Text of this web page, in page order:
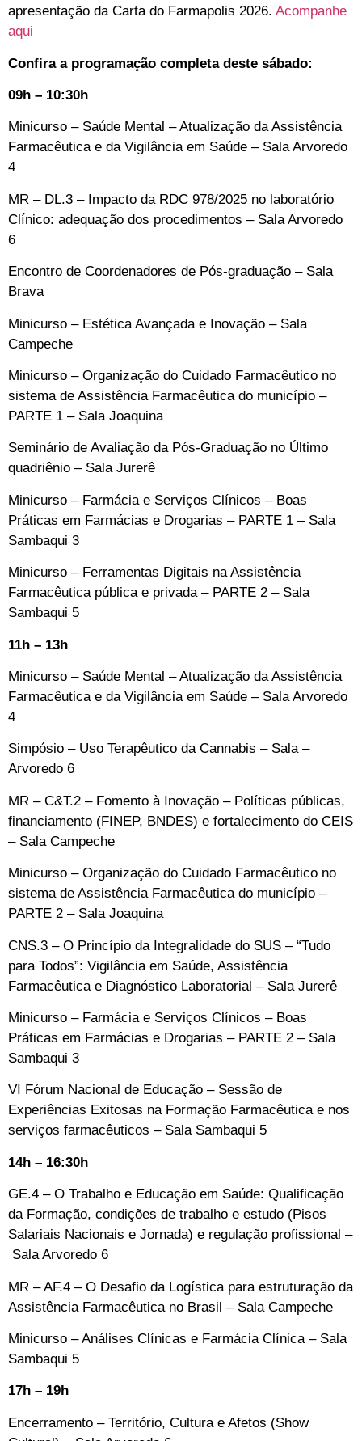
apresentação da Carta do Farmapolis 2026. Acompanhe
aqui
Confira a programação completa deste sábado:
09h – 10:30h
Minicurso – Saúde Mental – Atualização da Assistência
Farmacêutica e da Vigilância em Saúde – Sala Arvoredo
4
MR – DL.3 – Impacto da RDC 978/2025 no laboratório
Clínico: adequação dos procedimentos – Sala Arvoredo
6
Encontro de Coordenadores de Pós-graduação – Sala
Brava
Minicurso – Estética Avançada e Inovação – Sala
Campeche
Minicurso – Organização do Cuidado Farmacêutico no
sistema de Assistência Farmacêutica do município –
PARTE 1 – Sala Joaquina
Seminário de Avaliação da Pós-Graduação no Último
quadriênio – Sala Jurerê
Minicurso – Farmácia e Serviços Clínicos – Boas
Práticas em Farmácias e Drogarias – PARTE 1 – Sala
Sambaqui 3
Minicurso – Ferramentas Digitais na Assistência
Farmacêutica pública e privada – PARTE 2 – Sala
Sambaqui 5
11h – 13h
Minicurso – Saúde Mental – Atualização da Assistência
Farmacêutica e da Vigilância em Saúde – Sala Arvoredo
4
Simpósio – Uso Terapêutico da Cannabis – Sala –
Arvoredo 6
MR – C&T.2 – Fomento à Inovação – Políticas públicas,
financiamento (FINEP, BNDES) e fortalecimento do CEIS
– Sala Campeche
Minicurso – Organização do Cuidado Farmacêutico no
sistema de Assistência Farmacêutica do município –
PARTE 2 – Sala Joaquina
CNS.3 – O Princípio da Integralidade do SUS – “Tudo
para Todos”: Vigilância em Saúde, Assistência
Farmacêutica e Diagnóstico Laboratorial – Sala Jurerê
Minicurso – Farmácia e Serviços Clínicos – Boas
Práticas em Farmácias e Drogarias – PARTE 2 – Sala
Sambaqui 3
VI Fórum Nacional de Educação – Sessão de
Experiências Exitosas na Formação Farmacêutica e nos
serviços farmacêuticos – Sala Sambaqui 5
14h – 16:30h
GE.4 – O Trabalho e Educação em Saúde: Qualificação
da Formação, condições de trabalho e estudo (Pisos
Salariais Nacionais e Jornada) e regulação profissional –
Sala Arvoredo 6
MR – AF.4 – O Desafio da Logística para estruturação da
Assistência Farmacêutica no Brasil – Sala Campeche
Minicurso – Análises Clínicas e Farmácia Clínica – Sala
Sambaqui 5
17h – 19h
Encerramento – Território, Cultura e Afetos (Show